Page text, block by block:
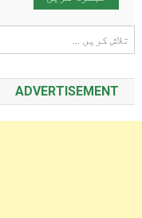
ADVERTISEMENT